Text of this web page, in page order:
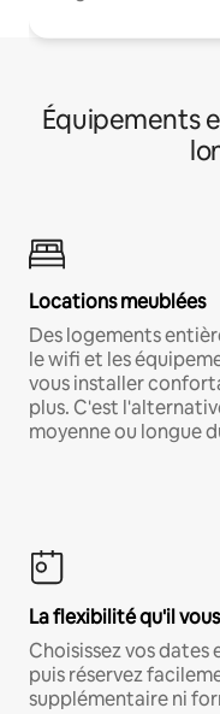
Équipements
Locations meublées
Des logements
le wifi et les
vous installer
plus. C'est
moyenne ou longue
La flexibilité qu'il
Choisissez vos
puis réservez
supplémentaire ni